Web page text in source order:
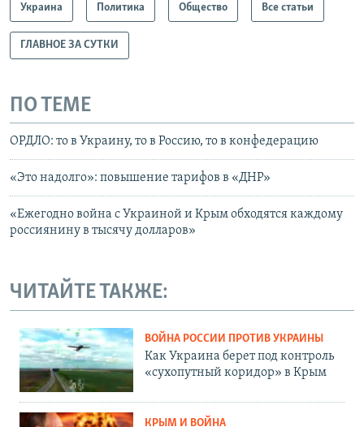
Украина Политика Общество Все статьи
ГЛАВНОЕ ЗА СУТКИ
ПО ТЕМЕ
ОРДЛО: то в Украину, то в Россию, то в конфедерацию
«Это надолго»: повышение тарифов в «ДНР»
«Ежегодно война с Украиной и Крым обходятся каждому
россиянину в тысячу долларов»
ЧИТАЙТЕ ТАКЖЕ:
ВОЙНА РОССИИ ПРОТИВ УКРАИНЫ
Как Украина берет под контроль
«сухопутный коридор» в Крым
КРЫМ И ВОЙНА